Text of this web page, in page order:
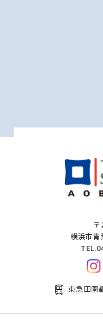
横浜市
東急田園